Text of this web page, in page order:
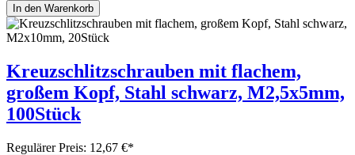
In den Warenkorb
Kreuzschlitzschrauben mit flachem,
großem Kopf, Stahl schwarz, M2,5x5mm,
100Stück
Regulärer Preis: 12,67 €*